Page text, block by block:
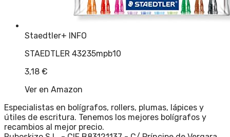
Staedtler+ INFO
STAEDTLER 43235mpb10
3,18 €
Ver en Amazon
Especialistas en bolígrafos, rollers, plumas, lápices y
útiles de escritura. Tenemos los mejores bolígrafos y
recambios al mejor precio.